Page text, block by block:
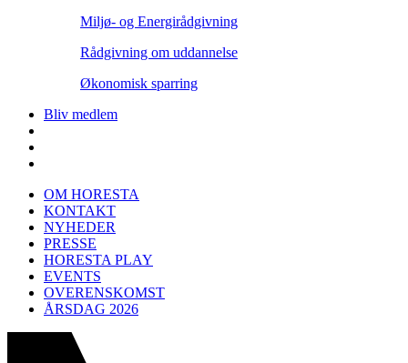
Miljø- og Energirådgivning
Rådgivning om uddannelse
Økonomisk sparring
Bliv medlem
OM HORESTA
KONTAKT
NYHEDER
PRESSE
HORESTA PLAY
EVENTS
OVERENSKOMST
ÅRSDAG 2026